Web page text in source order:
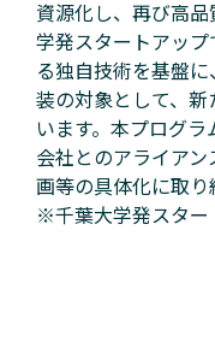
資源化し、再び高
学発スタートアッ
る独自技術を基盤
装の対象として、
います。本プログ
会社とのアライア
画等の具体化に取り
※千葉大学発スター